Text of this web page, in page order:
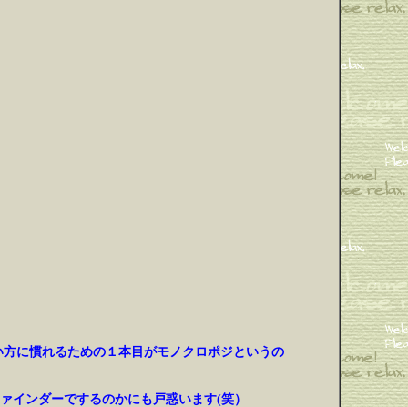
に慣れるための１本目がモノクロポジというの
ンダーでするのかにも戸惑います(笑）